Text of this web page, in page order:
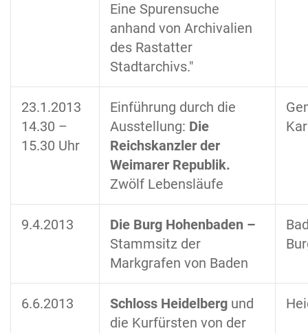
Eine Spurensuche
anhand von Archivalien
des Rastatter
Stadtarchivs."
23.1.2013
14.30 –
15.30 Uhr
Einführung durch die
Ausstellung: Die
Reichskanzler der
Weimarer Republik.
Zwölf Lebensläufe
9.4.2013
Die Burg Hohenbaden –
Stammsitz der
Markgrafen von Baden
6.6.2013 Schloss Heidelberg und
die Kurfürsten von der